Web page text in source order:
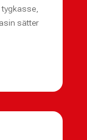
sätter